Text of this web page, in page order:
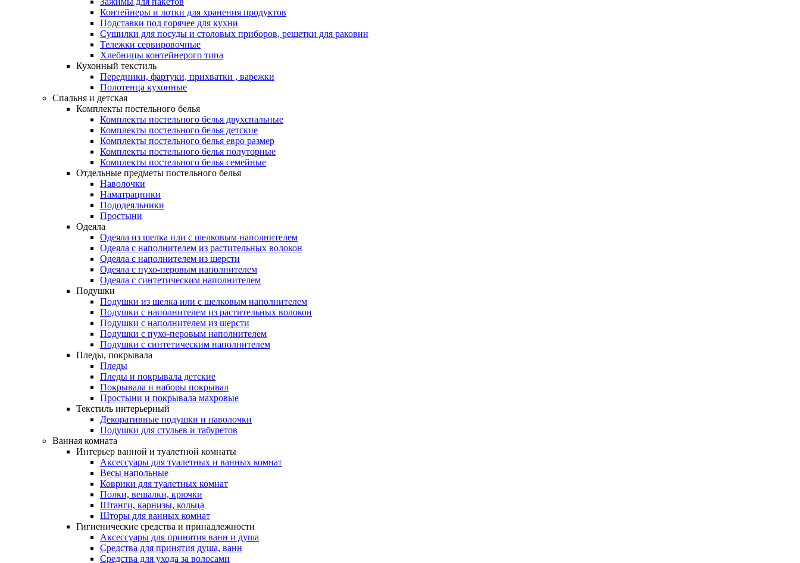
Контейнеры и лотки для хранения продуктов
Подставки под горячее для кухни
Сушилки для посуды и столовых приборов, решетки для раковин
Тележки сервировочные
Хлебницы контейнерого типа
Кухонный текстиль
Передники, фартуки, прихватки , варежки
Полотенца кухонные
Спальня и детская
Комплекты постельного белья
Комплекты постельного белья двухспальные
Комплекты постельного белья детские
Комплекты постельного белья евро размер
Комплекты постельного белья полуторные
Комплекты постельного белья семейные
Отдельные предметы постельного белья
Наволочки
Наматрацники
Пододеяльники
Простыни
Одеяла
Одеяла из шелка или с шелковым наполнителем
Одеяла с наполнителем из растительных волокон
Одеяла с наполнителем из шерсти
Одеяла с пухо-перовым наполнителем
Одеяла с синтетическим наполнителем
Подушки
Подушки из шелка или с шелковым наполнителем
Подушки с наполнителем из растительных волокон
Подушки с наполнителем из шерсти
Подушки с пухо-перовым наполнителем
Подушки с синтетическим наполнителем
Пледы, покрывала
Пледы
Пледы и покрывала детские
Покрывала и наборы покрывал
Простыни и покрывала махровые
Текстиль интерьерный
Декоративные подушки и наволочки
Подушки для стульев и табуретов
Ванная комната
Интерьер ванной и туалетной комнаты
Аксессуары для туалетных и ванных комнат
Весы напольные
Коврики для туалетных комнат
Полки, вешалки, крючки
Штанги, карнизы, кольца
Шторы для ванных комнат
Гигиенические средства и принадлежности
Аксессуары для принятия ванн и душа
Средства для принятия душа, ванн
Средства для ухода за волосами